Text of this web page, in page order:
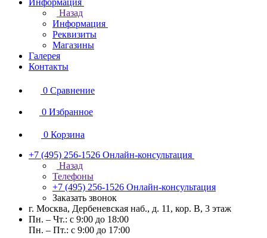
Информация
Назад
Информация
Реквизиты
Магазины
Галерея
Контакты
0 Сравнение
0 Избранное
0 Корзина
+7 (495) 256-1526 Онлайн-консультация
Назад
Телефоны
+7 (495) 256-1526 Онлайн-консультация
Заказать звонок
г. Москва, Дербеневская наб., д. 11, кор. В, 3 этаж
Пн. – Чт.: с 9:00 до 18:00
Пн. – Пт.: с 9:00 до 17:00